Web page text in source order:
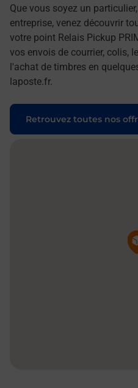
Que vous soyez un
entreprise, venez découvrir
votre point Relais Pickup
vos envois de courrier, colis,
l'achat de timbres en
laposte.fr.
Retrouvez toutes nos
Pin